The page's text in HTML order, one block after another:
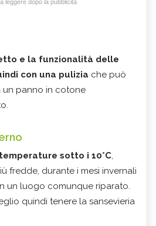
leggere dopo la pubblicità
e la funzionalità delle
con una pulizia che può
un panno in cotone
temperature sotto i 10°C,
fredde, durante i mesi invernali
un luogo comunque riparato.
quindi tenere la sansevieria